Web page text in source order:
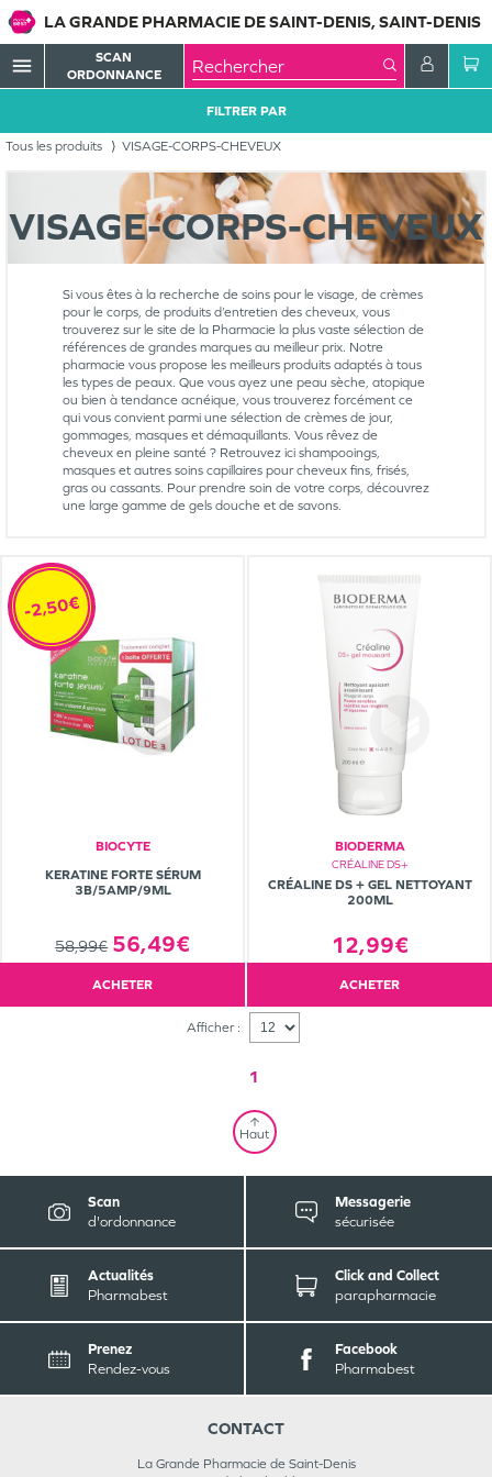
LA GRANDE PHARMACIE DE SAINT-DENIS, SAINT-DENIS
menu
SCAN
ORDONNANCE
Tous les produits VISAGE-CORPS-CHEVEUX
FILTRER PAR
VISAGE-CORPS-CHEVEUX
Si vous êtes à la recherche de soins pour le visage, de crèmes
pour le corps, de produits d’entretien des cheveux, vous
trouverez sur le site de la Pharmacie la plus vaste sélection de
références de grandes marques au meilleur prix. Notre
pharmacie vous propose les meilleurs produits adaptés à tous
les types de peaux. Que vous ayez une peau sèche, atopique
ou bien à tendance acnéique, vous trouverez forcément ce
qui vous convient parmi une sélection de crèmes de jour,
gommages, masques et démaquillants. Vous rêvez de
cheveux en pleine santé ? Retrouvez ici shampooings,
masques et autres soins capillaires pour cheveux fins, frisés,
gras ou cassants. Pour prendre soin de votre corps, découvrez
une large gamme de gels douche et de savons.
BIOCYTE
KERATINE FORTE SÉRUM
3B/5AMP/9ML
58,99€ 56,49€
-2,50€
ACHETER
BIODERMA
CRÉALINE DS+
CRÉALINE DS + GEL NETTOYANT
200ML
12,99€
ACHETER
Afficher :
1
Haut
Scan
d'ordonnance
Messagerie
sécurisée
Actualités
Pharmabest
Click and Collect
parapharmacie
Prenez
Rendez-vous
Facebook
Pharmabest
CONTACT
La Grande Pharmacie de Saint-Denis